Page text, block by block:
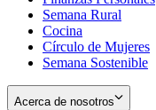
Semana Rural
Cocina
Círculo de Mujeres
Semana Sostenible
Acerca de nosotros